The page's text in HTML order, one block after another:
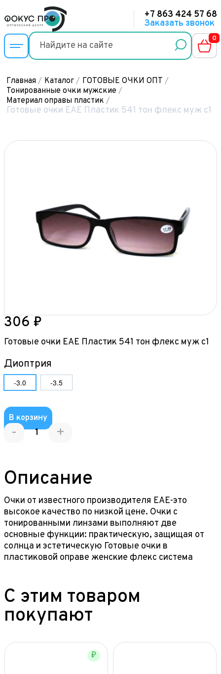
+7 863 424 57 68
Заказать звонок
0
Главная / Каталог / ГОТОВЫЕ ОЧКИ ОПТ /
Тонированные очки мужские /
Материал оправы пластик /
Готовые очки ЕАЕ Пластик 541 тон флекс муж с1
306 ₽
Готовые очки ЕАЕ Пластик 541 тон флекс муж с1
Диоптрия
-3.0 -3.5
В корзину
- +
Описание
Очки от известного производителя EAE-это
высокое качество по низкой цене. Очки с
тонированными линзами выполняют две
основные функции: практическую, защищая от
солнца и эстетическую Готовые очки в
пластиковой оправе женские флекс система
С этим товаром
покупают
₽